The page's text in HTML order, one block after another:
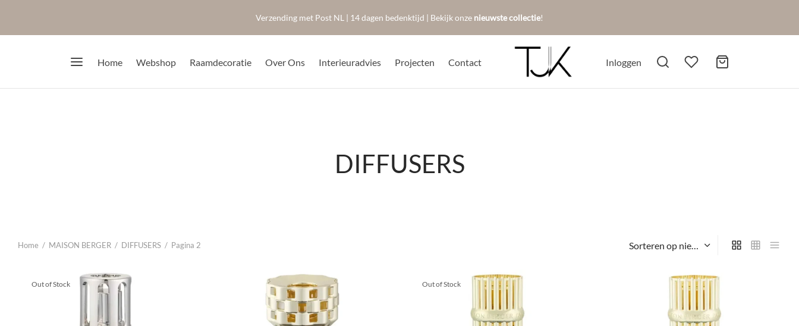
Verzending met Post NL | 14 dagen bedenktijd | Bekijk onze nieuwste collectie!
Home Webshop Raamdecoratie Over Ons Interieuradvies Projecten Contact Inloggen
DIFFUSERS
Home / MAISON BERGER / DIFFUSERS / Pagina 2
Out of Stock Out of Stock